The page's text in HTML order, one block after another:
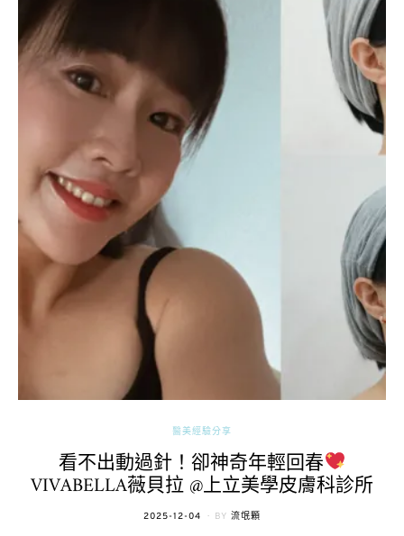
醫美經驗分享
看不出動過針！卻神奇年輕回春
VIVABELLA薇貝拉 @上立美學皮膚科診所
POSTED
2025-12-04 BY 流氓顆